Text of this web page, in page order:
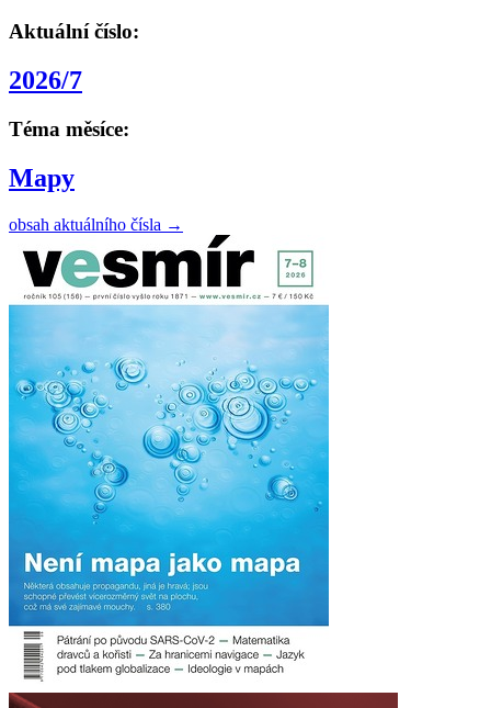
Aktuální číslo:
2026/7
Téma měsíce:
Mapy
obsah aktuálního čísla →